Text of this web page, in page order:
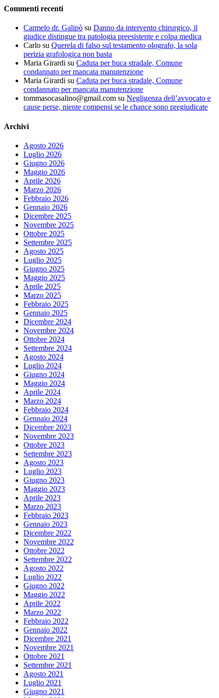
Commenti recenti
Carmelo dr. Galipò su Danno da intervento chirurgico, il
giudice distingue tra patologia preesistente e colpa medica
Carlo su Querela di falso sul testamento olografo, la sola
perizia grafologica non basta
Maria Girardi su Caduta per buca stradale, Comune
condannato per mancata manutenzione
Maria Girardi su Caduta per buca stradale, Comune
condannato per mancata manutenzione
tommasocasalino@gmail.com su Negligenza dell’avvocato e
cause perse, niente compensi se le chance sono pregiudicate
Archivi
Agosto 2026
Luglio 2026
Giugno 2026
Maggio 2026
Aprile 2026
Marzo 2026
Febbraio 2026
Gennaio 2026
Dicembre 2025
Novembre 2025
Ottobre 2025
Settembre 2025
Agosto 2025
Luglio 2025
Giugno 2025
Maggio 2025
Aprile 2025
Marzo 2025
Febbraio 2025
Gennaio 2025
Dicembre 2024
Novembre 2024
Ottobre 2024
Settembre 2024
Agosto 2024
Luglio 2024
Giugno 2024
Maggio 2024
Aprile 2024
Marzo 2024
Febbraio 2024
Gennaio 2024
Dicembre 2023
Novembre 2023
Ottobre 2023
Settembre 2023
Agosto 2023
Luglio 2023
Giugno 2023
Maggio 2023
Aprile 2023
Marzo 2023
Febbraio 2023
Gennaio 2023
Dicembre 2022
Novembre 2022
Ottobre 2022
Settembre 2022
Agosto 2022
Luglio 2022
Giugno 2022
Maggio 2022
Aprile 2022
Marzo 2022
Febbraio 2022
Gennaio 2022
Dicembre 2021
Novembre 2021
Ottobre 2021
Settembre 2021
Agosto 2021
Luglio 2021
Giugno 2021